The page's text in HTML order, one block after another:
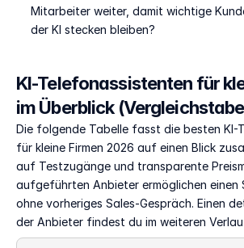
Mitarbeiter weiter, damit wichtige
der KI stecken bleiben?
KI-Telefonassistenten für
im Überblick
Die folgende Tabelle fasst die besten KI-
für kleine Firmen 2026 auf einen Blick
auf Testzugänge und transparente
aufgeführten Anbieter ermöglichen einen
ohne vorheriges Sales-Gespräch. Einen
der Anbieter findest du im weiteren